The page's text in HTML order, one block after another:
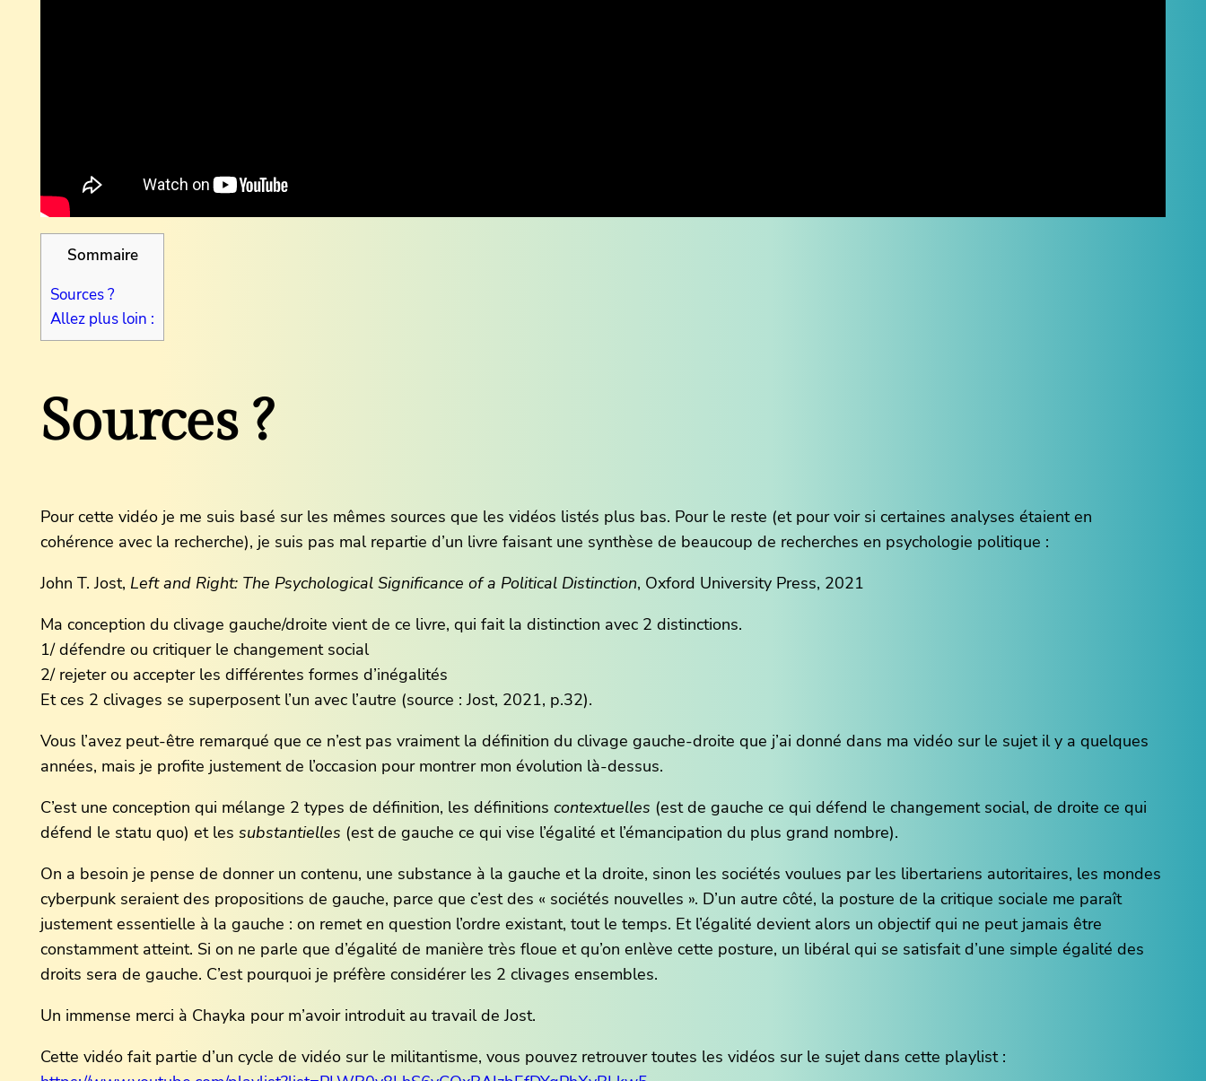
Sommaire
Sources ?
Allez plus loin :
Sources ?
Pour cette vidéo je me suis basé sur les mêmes sources que les vidéos listés plus bas. Pour le reste (et pour voir si certaines analyses étaient en
cohérence avec la recherche), je suis pas mal repartie d’un livre faisant une synthèse de beaucoup de recherches en psychologie politique :
John T. Jost, Left and Right: The Psychological Significance of a Political Distinction, Oxford University Press, 2021
Ma conception du clivage gauche/droite vient de ce livre, qui fait la distinction avec 2 distinctions.
1/ défendre ou critiquer le changement social
2/ rejeter ou accepter les différentes formes d’inégalités
Et ces 2 clivages se superposent l’un avec l’autre (source : Jost, 2021, p.32).
Vous l’avez peut-être remarqué que ce n’est pas vraiment la définition du clivage gauche-droite que j’ai donné dans ma vidéo sur le sujet il y a quelques
années, mais je profite justement de l’occasion pour montrer mon évolution là-dessus.
C’est une conception qui mélange 2 types de définition, les définitions contextuelles (est de gauche ce qui défend le changement social, de droite ce qui
défend le statu quo) et les substantielles (est de gauche ce qui vise l’égalité et l’émancipation du plus grand nombre).
On a besoin je pense de donner un contenu, une substance à la gauche et la droite, sinon les sociétés voulues par les libertariens autoritaires, les mondes
cyberpunk seraient des propositions de gauche, parce que c’est des « sociétés nouvelles ». D’un autre côté, la posture de la critique sociale me paraît
justement essentielle à la gauche : on remet en question l’ordre existant, tout le temps. Et l’égalité devient alors un objectif qui ne peut jamais être
constamment atteint. Si on ne parle que d’égalité de manière très floue et qu’on enlève cette posture, un libéral qui se satisfait d’une simple égalité des
droits sera de gauche. C’est pourquoi je préfère considérer les 2 clivages ensembles.
Un immense merci à Chayka pour m’avoir introduit au travail de Jost.
Cette vidéo fait partie d’un cycle de vidéo sur le militantisme, vous pouvez retrouver toutes les vidéos sur le sujet dans cette playlist :